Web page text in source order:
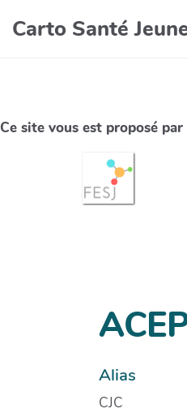
Carto Santé
Ce site vous est proposé par
Alias
CJC